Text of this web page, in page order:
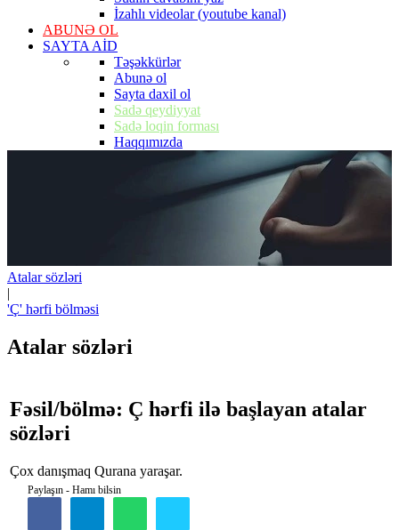
İzahlı videolar (youtube kanal)
ABUNƏ OL
SAYTA AİD
Təşəkkürlər
Abunə ol
Sayta daxil ol
Sadə qeydiyyat
Sadə loqin forması
Haqqımızda
Atalar sözləri
|
'Ç' hərfi bölməsi
Atalar sözləri
Fəsil/bölmə: Ç hərfi ilə başlayan atalar
sözləri
Çox danışmaq Qurana yaraşar.
Paylaşın - Hamı bilsin